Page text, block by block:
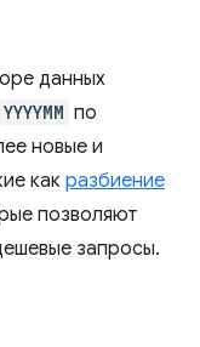
данных
YYYYMM по
новые и
какразбиение
позволяют
запросы.